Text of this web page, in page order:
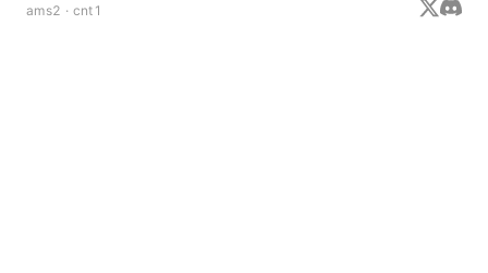
ams2 · cnt1